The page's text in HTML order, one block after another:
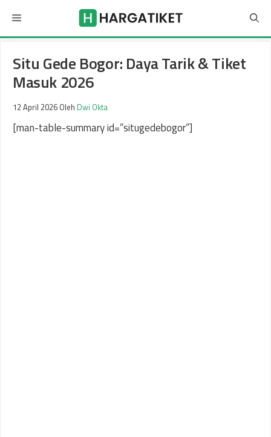
isi
Menu
Situ Gede Bogor: Daya Tarik & Tiket
Masuk 2026
12 April 2026 Oleh Dwi Okta
[man-table-summary id=”situgedebogor”]